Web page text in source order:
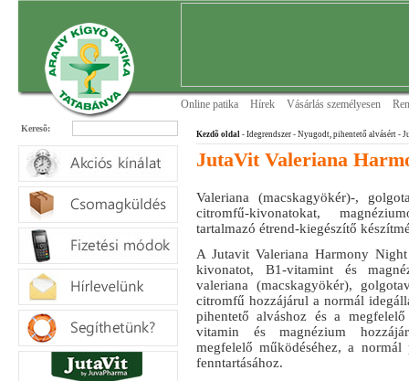
Online patika Hírek Vásárlás személyesen
Keresõ:
Kezdõ oldal - Idegrendszer - Nyugodt, pihentető alvásért -
JutaVit Valeriana
Valeriana (macskagyökér)-,
citromfű-kivonatokat,
tartalmazó étrend-kiegészítő
A Jutavit Valeriana Harmony
kivonatot, B1-vitamint és
valeriana (macskagyökér),
citromfű hozzájárul a normál
pihentető alváshoz és a
vitamin és magnézium
megfelelő működéséhez, a
fenntartásához.